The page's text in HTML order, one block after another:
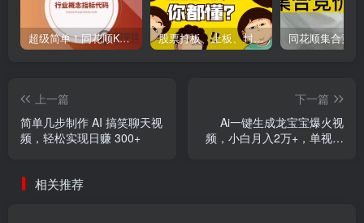
超级简单！同花顺K线界面显示行业概念指标代码图解 股票打板、上板、封板、翘板、炸板是什么意思？炒股你必须懂的暗语！
上一篇
简单几步制作 AI 搞笑聊天视
频，轻松实现日赚 300+
下一篇
Ai一键生成龙宝宝爆火视
频，小白月入2万+，单视频
相关推荐